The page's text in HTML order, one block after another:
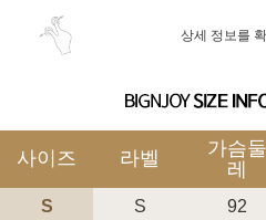
상세 정보를
사이즈 라벨
가슴둘
레
S S 92